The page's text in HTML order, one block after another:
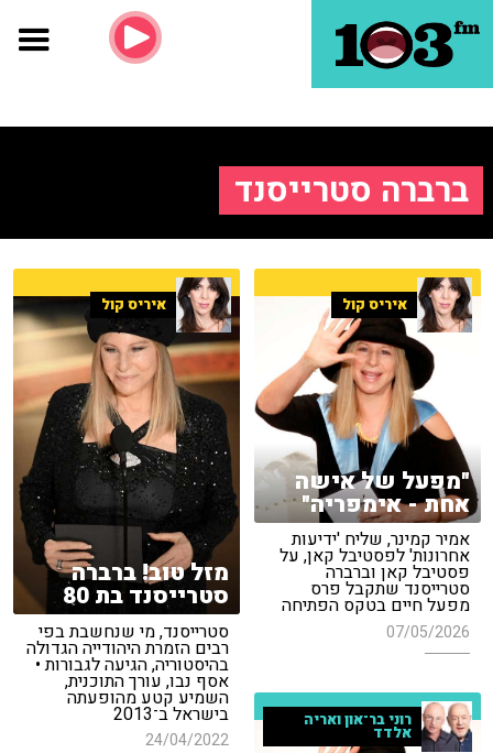
ברברה סטרייסנד
איריס קול
"מפעל של אישה
אחת - אימפריה"
אמיר קמינר, שליח 'ידיעות
אחרונות' לפסטיבל קאן, על
פסטיבל קאן וברברה
סטרייסנד שתקבל פרס
מפעל חיים בטקס הפתיחה
07/05/2026
איריס קול
מזל טוב! ברברה
סטרייסנד בת 80
סטרייסנד, מי שנחשבת בפי
רבים הזמרת היהודייה הגדולה
בהיסטוריה, הגיעה לגבורות •
אסף נבו, עורך התוכנית,
השמיע קטע מהופעתה
בישראל ב־2013
24/04/2022
רוני בר־און ואריה
אלדד